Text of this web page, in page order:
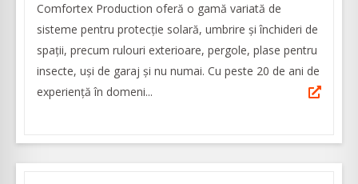
Comfortex Production oferă o gamă variată de
sisteme pentru protecție solară, umbrire și închideri de
spații, precum rulouri exterioare, pergole, plase pentru
insecte, uşi de garaj şi nu numai. Cu peste 20 de ani de
experienţă în domeni...